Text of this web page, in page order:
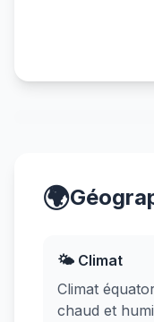
🌍
🌤️ Climat
Climat
chaud et